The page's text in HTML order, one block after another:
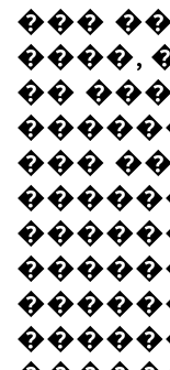
���
����,
��
���